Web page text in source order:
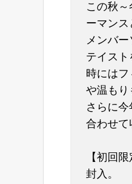
この秋
ーマンス
メンバ
テイスト
時には
や温もり
さらに
合わせて
【初回
封入。